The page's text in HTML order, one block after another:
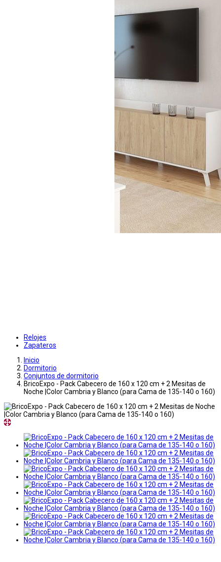
Relojes
Zapateros
Inicio
Dormitorio
Conjuntos de dormitorio
BricoExpo - Pack Cabecero de 160 x 120 cm + 2 Mesitas de
Noche |Color Cambria y Blanco (para Cama de 135-140 o 160)